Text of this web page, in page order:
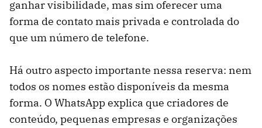
ganhar visibilidade, mas sim oferecer uma
forma de contato mais privada e controlada do
que um número de telefone.
Há outro aspecto importante nessa reserva: nem
todos os nomes estão disponíveis da mesma
forma. O WhatsApp explica que criadores de
conteúdo, pequenas empresas e organizações